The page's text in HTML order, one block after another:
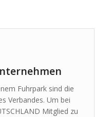
Fuhrpark sind die
Verbandes. Um bei
Mitglied zu